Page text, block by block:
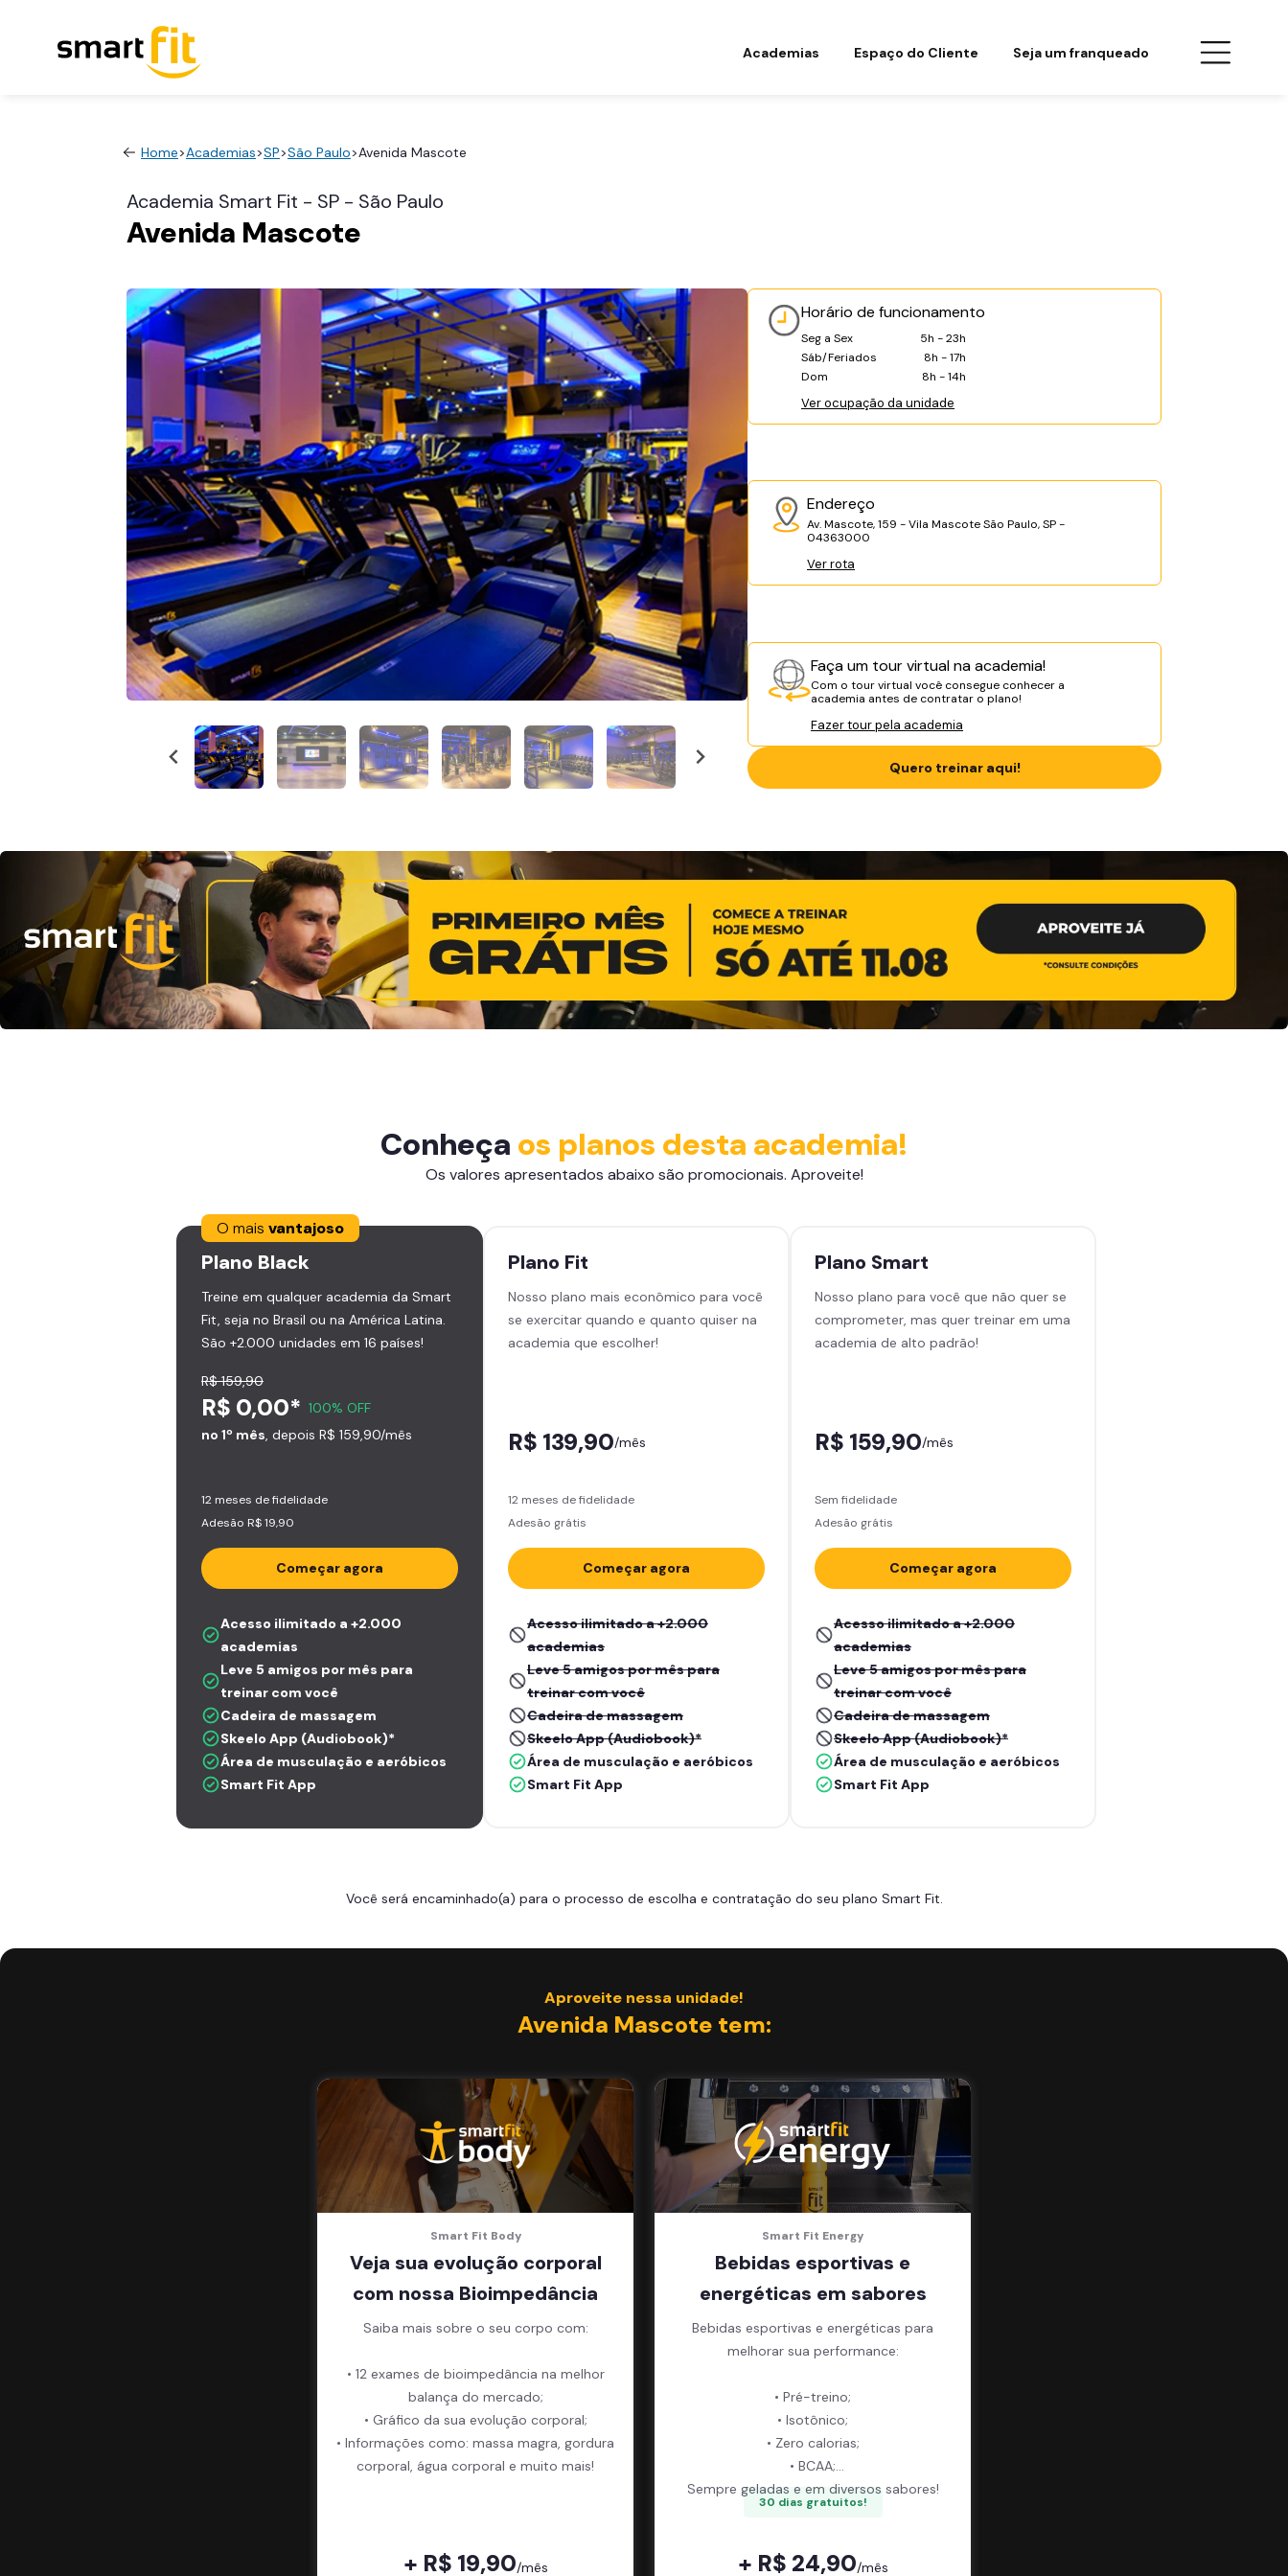
Academias Espaço do Cliente Seja um franqueado
Home>Academias>SP>São Paulo>Avenida Mascote
Academia Smart Fit - SP - São Paulo
Avenida Mascote
Horário de funcionamento
Seg a Sex
5h - 23h
Sáb/Feriados
8h - 17h
Dom
8h - 14h
Ver ocupação da unidade
Endereço
Av. Mascote, 159 - Vila Mascote São Paulo, SP -
04363000
Ver rota
Faça um tour virtual na academia!
Com o tour virtual você consegue conhecer a
academia antes de contratar o plano!
Fazer tour pela academia
Quero treinar aqui!
Conheça os planos desta academia!
Os valores apresentados abaixo são promocionais. Aproveite!
O mais vantajoso
Plano Black
Treine em qualquer academia da Smart
Fit, seja no Brasil ou na América Latina.
São +2.000 unidades em 16 países!
R$ 159,90
R$ 0,00* 100% OFF
no 1º mês , depois R$ 159,90/mês
12 meses de fidelidade
Adesão R$ 19,90
Começar agora
Acesso ilimitado a +2.000
academias
Leve 5 amigos por mês para
treinar com você
Cadeira de massagem
Skeelo App (Audiobook)*
Área de musculação e aeróbicos
Smart Fit App
Plano Fit
Nosso plano mais econômico para você
se exercitar quando e quanto quiser na
academia que escolher!
R$ 139,90/mês
12 meses de fidelidade
Adesão grátis
Começar agora
Acesso ilimitado a +2.000
academias
Leve 5 amigos por mês para
treinar com você
Cadeira de massagem
Skeelo App (Audiobook)*
Área de musculação e aeróbicos
Smart Fit App
Plano Smart
Nosso plano para você que não quer se
comprometer, mas quer treinar em uma
academia de alto padrão!
R$ 159,90/mês
Sem fidelidade
Adesão grátis
Começar agora
Acesso ilimitado a +2.000
academias
Leve 5 amigos por mês para
treinar com você
Cadeira de massagem
Skeelo App (Audiobook)*
Área de musculação e aeróbicos
Smart Fit App
Você será encaminhado(a) para o processo de escolha e contratação do seu plano Smart Fit.
Aproveite nessa unidade!
Avenida Mascote tem:
Smart Fit Body
Veja sua evolução corporal
com nossa Bioimpedância
Saiba mais sobre o seu corpo com:
• 12 exames de bioimpedância na melhor
balança do mercado;
• Gráfico da sua evolução corporal;
• Informações como: massa magra, gordura
corporal, água corporal e muito mais!
+ R$ 19,90/mês
Smart Fit Energy
Bebidas esportivas e
energéticas em sabores
Bebidas esportivas e energéticas para
melhorar sua performance:
• Pré-treino;
• Isotônico;
• Zero calorias;
• BCAA;
Sempre geladas e em diversos sabores!
30 dias gratuitos!
+ R$ 24,90/mês